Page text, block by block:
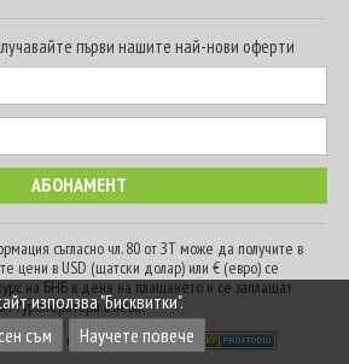
първи нашите най-нови оферти
съгласно чл. 80 от ЗТ може да получите в
цени в USD (щатски долар) или € (евро) се
на БНБ в деня на плащането и се заплащат
туроператора в лева.
Всички права запазени
използва "Бисквитки".
съм
Научете повече